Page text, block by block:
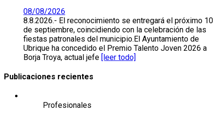
08/08/2026
8.8.2026.- El reconocimiento se entregará el próximo 10
de septiembre, coincidiendo con la celebración de las
fiestas patronales del municipio.El Ayuntamiento de
Ubrique ha concedido el Premio Talento Joven 2026 a
Borja Troya, actual jefe [leer todo]
Publicaciones recientes
Profesionales